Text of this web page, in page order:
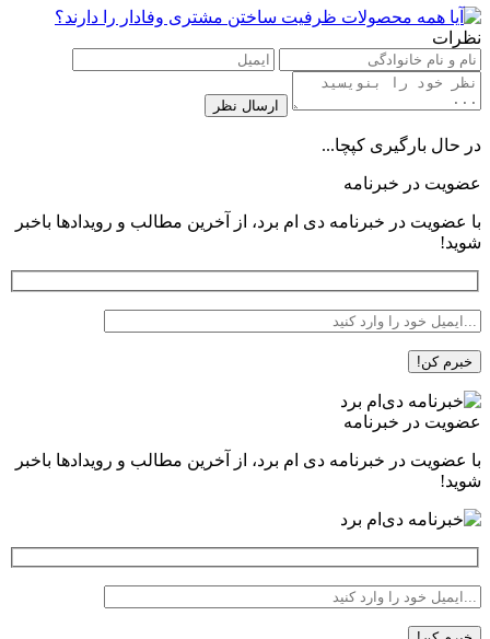
نظرات
در حال بارگیری کپچا...
عضویت در خبرنامه
با عضویت در خبرنامه دی ام برد، از آخرین مطالب و رویدادها باخبر
شوید!
عضویت در خبرنامه
با عضویت در خبرنامه دی ام برد، از آخرین مطالب و رویدادها باخبر
شوید!